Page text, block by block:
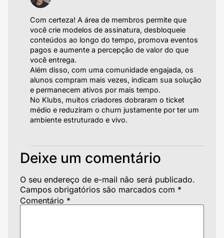
Com certeza! A área de membros permite que
você crie modelos de assinatura, desbloqueie
conteúdos ao longo do tempo, promova eventos
pagos e aumente a percepção de valor do que
você entrega.
Além disso, com uma comunidade engajada, os
alunos compram mais vezes, indicam sua solução
e permanecem ativos por mais tempo.
No Klubs, muitos criadores dobraram o ticket
médio e reduziram o churn justamente por ter um
ambiente estruturado e vivo.
Deixe um comentário
O seu endereço de e-mail não será publicado.
Campos obrigatórios são marcados com *
Comentário *